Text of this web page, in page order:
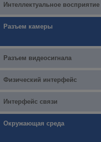
Интеллектуальное восприятие
Разъем камеры
Разъем видеосигнала
Физический интерфейс
Интерфейс связи
Окружающая среда